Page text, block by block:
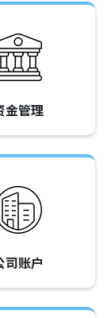
金管理
司账户